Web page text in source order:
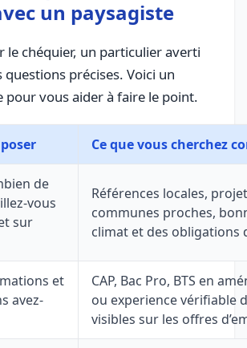
un paysagiste
le chéquier, un particulier averti
questions précises. Voici un
pour vous aider à faire le point.
Ce que vous cherchez
de
vous
sur
Références locales,
communes proches,
climat et des obligations
et
avez-
CAP, Bac Pro, BTS en
ou experience vérifiable
visibles sur les offres